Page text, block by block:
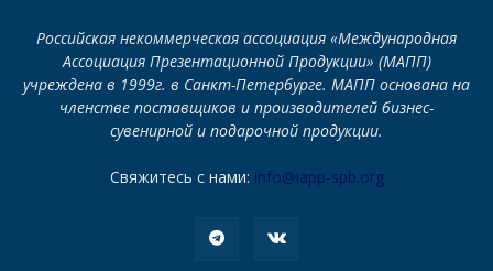
Российская некоммерческая ассоциация «Международная
Ассоциация Презентационной Продукции» (МАПП)
учреждена в 1999г. в Санкт-Петербурге. МАПП основана на
членстве поставщиков и производителей бизнес-
сувенирной и подарочной продукции.
Свяжитесь с нами: info@iapp-spb.org